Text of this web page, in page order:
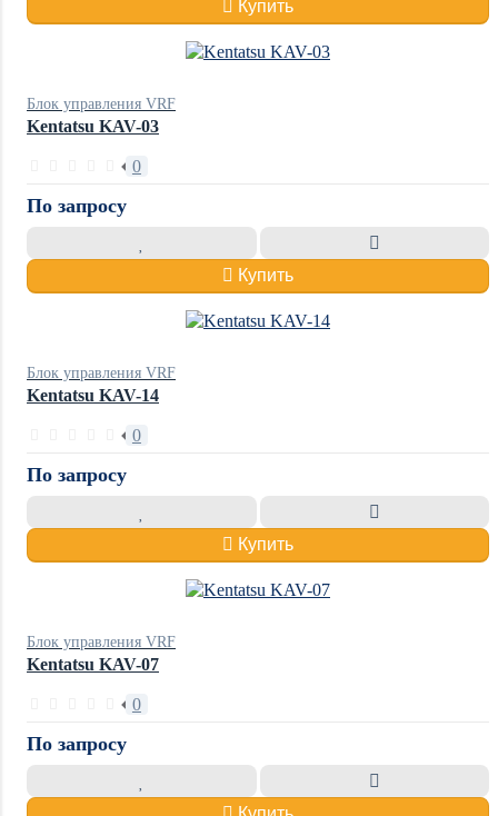
Купить
Блок управления VRF
Kentatsu KAV-03
0
По запросу
Купить
Блок управления VRF
Kentatsu KAV-14
0
По запросу
Купить
Блок управления VRF
Kentatsu KAV-07
0
По запросу